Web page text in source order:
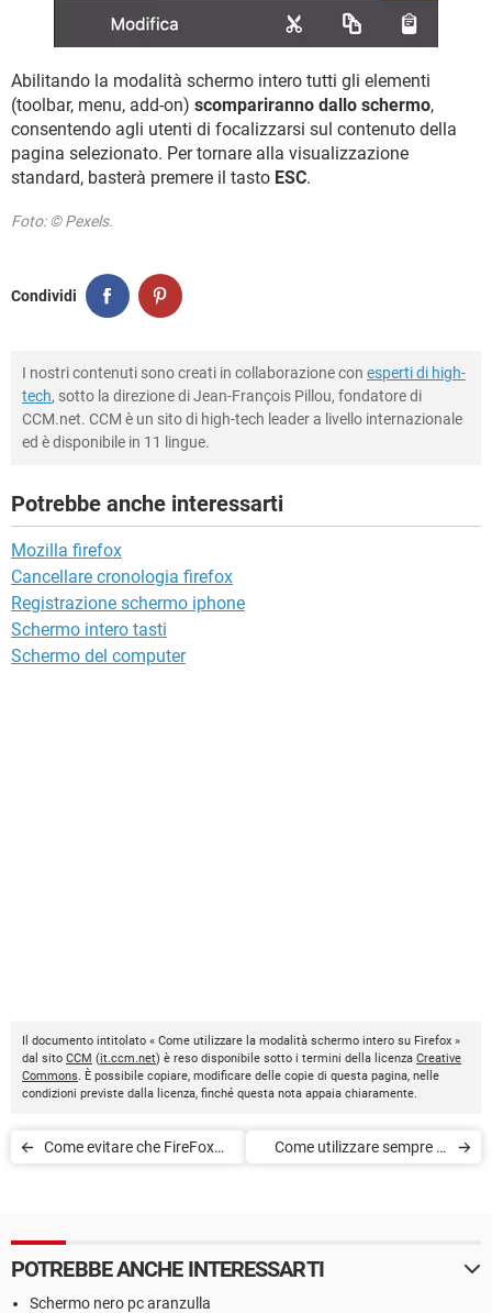
Abilitando la modalità schermo intero tutti gli elementi
(toolbar, menu, add-on) scompariranno dallo schermo,
consentendo agli utenti di focalizzarsi sul contenuto della
pagina selezionato. Per tornare alla visualizzazione
standard, basterà premere il tasto ESC.
Foto: © Pexels.
Condividi
I nostri contenuti sono creati in collaborazione con esperti di high-
tech, sotto la direzione di Jean-François Pillou, fondatore di
CCM.net. CCM è un sito di high-tech leader a livello internazionale
ed è disponibile in 11 lingue.
Potrebbe anche interessarti
Mozilla firefox
Cancellare cronologia firefox
Registrazione schermo iphone
Schermo intero tasti
Schermo del computer
Il documento intitolato « Come utilizzare la modalità schermo intero su Firefox »
dal sito CCM (it.ccm.net) è reso disponibile sotto i termini della licenza Creative
Commons. È possibile copiare, modificare delle copie di questa pagina, nelle
condizioni previste dalla licenza, finché questa nota appaia chiaramente.
Come evitare che FireFox
Come utilizzare sempre la
POTREBBE ANCHE INTERESSARTI
Schermo nero pc aranzulla